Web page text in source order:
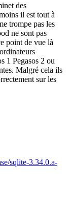
des
il est tout à
trompe pas les
ne sont pas
point de vue là
1 Pegasos 2 ou
Malgré cela ils
sur les
sqlite-3.34.0.a-